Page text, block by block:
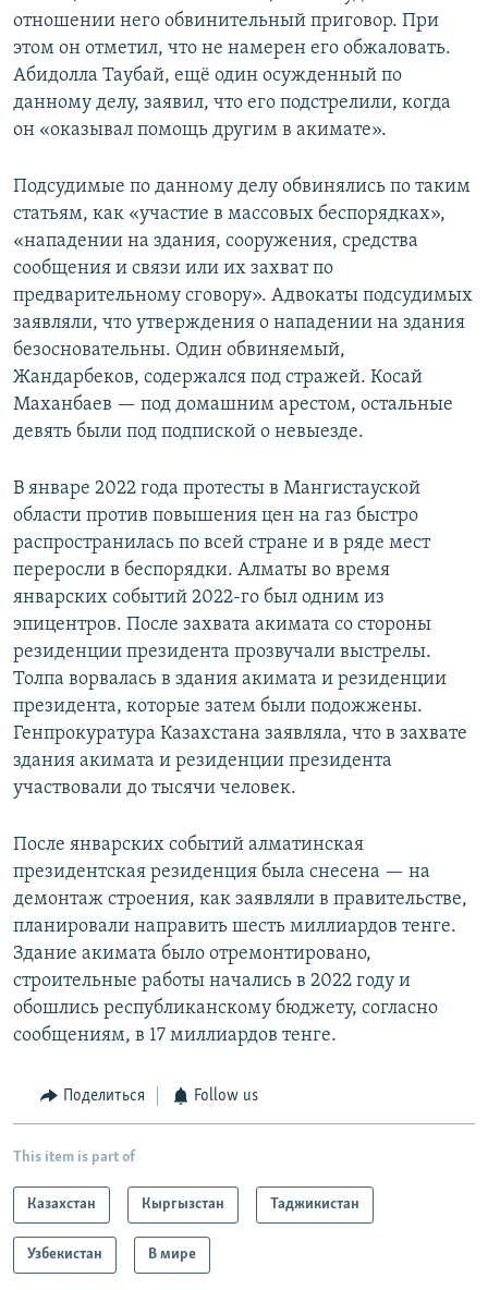
отношении него обвинительный приговор. При
этом он отметил, что не намерен его обжаловать.
Абидолла Таубай, ещё один осужденный по
данному делу, заявил, что его подстрелили, когда
он «оказывал помощь другим в акимате».
Подсудимые по данному делу обвинялись по таким
статьям, как «участие в массовых беспорядках»,
«нападении на здания, сооружения, средства
сообщения и связи или их захват по
предварительному сговору». Адвокаты подсудимых
заявляли, что утверждения о нападении на здания
безосновательны. Один обвиняемый,
Жандарбеков, содержался под стражей. Косай
Маханбаев — под домашним арестом, остальные
девять были под подпиской о невыезде.
В январе 2022 года протесты в Мангистауской
области против повышения цен на газ быстро
распространилась по всей стране и в ряде мест
переросли в беспорядки. Алматы во время
январских событий 2022-го был одним из
эпицентров. После захвата акимата со стороны
резиденции президента прозвучали выстрелы.
Толпа ворвалась в здания акимата и резиденции
президента, которые затем были подожжены.
Генпрокуратура Казахстана заявляла, что в захвате
здания акимата и резиденции президента
участвовали до тысячи человек.
После январских событий алматинская
президентская резиденция была снесена — на
демонтаж строения, как заявляли в правительстве,
планировали направить шесть миллиардов тенге.
Здание акимата было отремонтировано,
строительные работы начались в 2022 году и
обошлись республиканскому бюджету, согласно
сообщениям, в 17 миллиардов тенге.
Поделиться Follow us
This item is part of
Казахстан Кыргызстан Таджикистан
Узбекистан В мире